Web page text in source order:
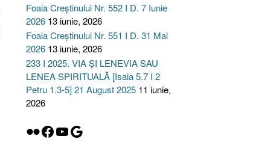
Foaia Creștinului Nr. 552 I D. 7 Iunie
2026 13 iunie, 2026
Foaia Creștinului Nr. 551 I D. 31 Mai
2026 13 iunie, 2026
233 I 2025. VIA ȘI LENEVIA SAU
LENEA SPIRITUALĂ [Isaia 5.7 I 2
Petru 1.3-5] 21 August 2025 11 iunie,
2026
Flickr
Facebook
YouTube
Google